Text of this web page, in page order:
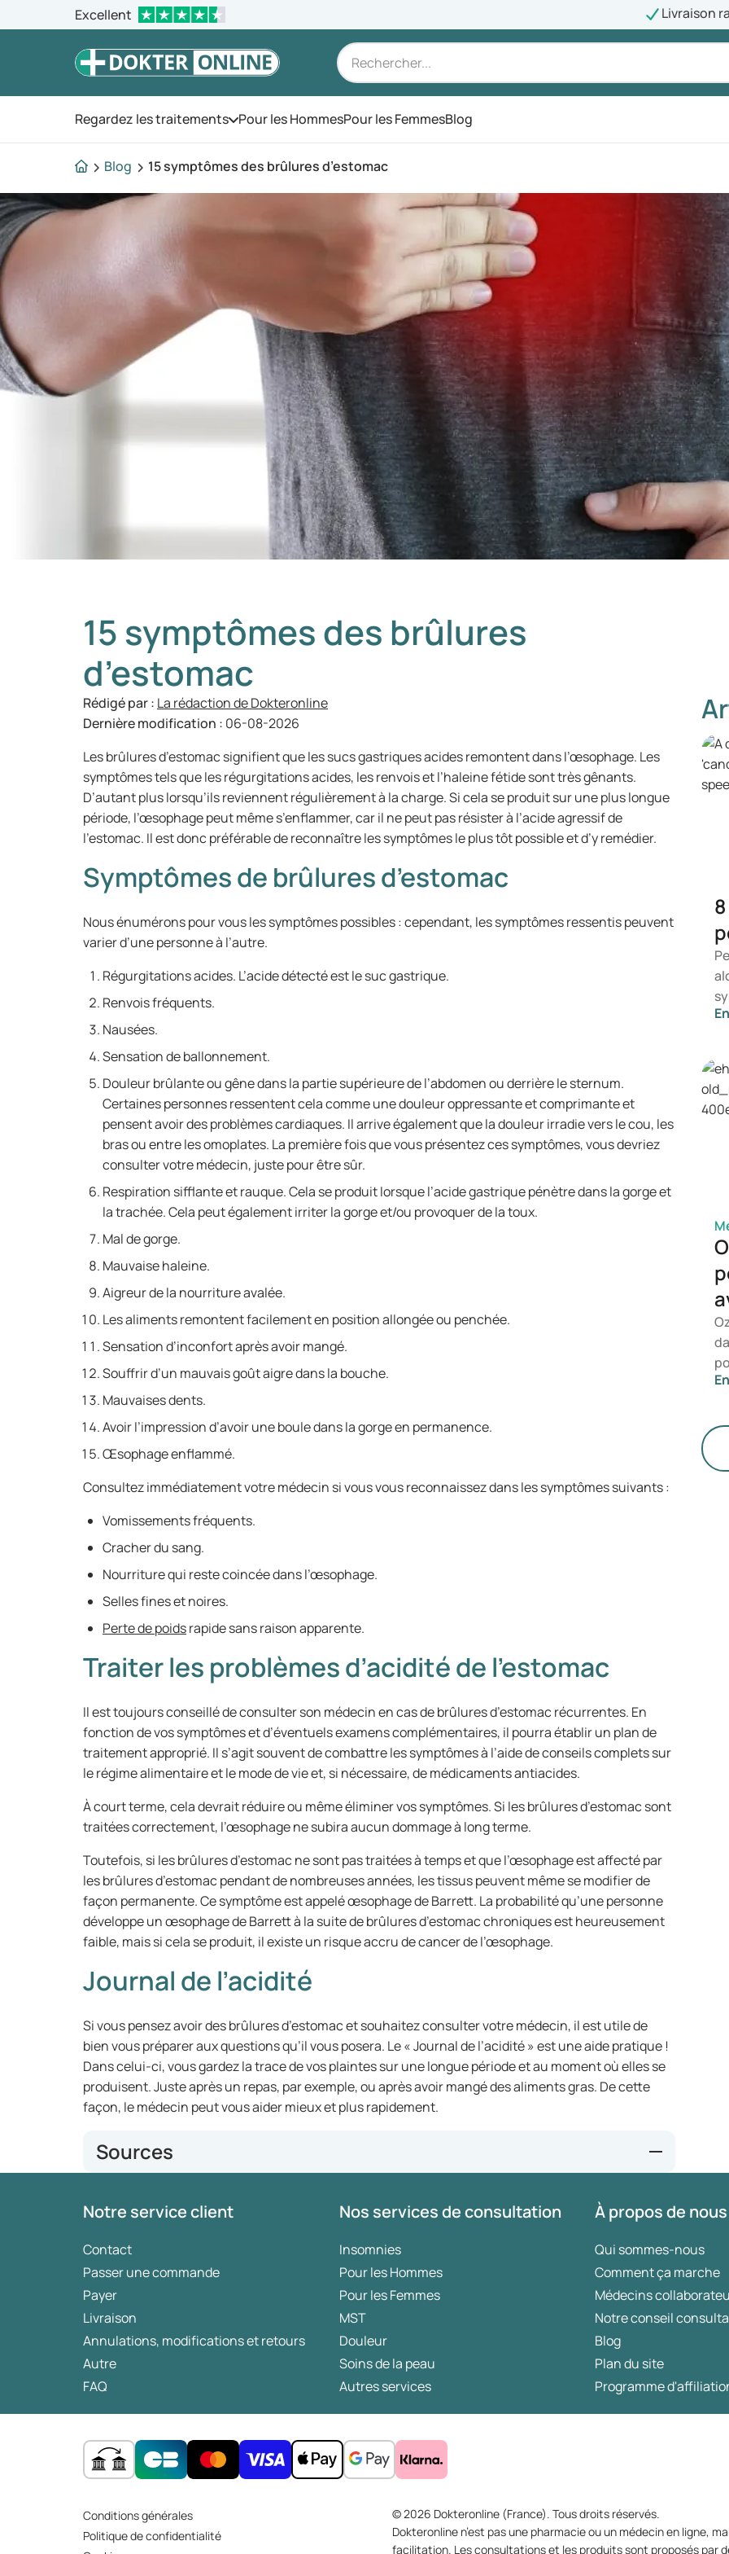
Excellent Livraison
Regardez les traitementsOuvrez le menu
Pour les HommesPour les FemmesBlog
Blog 15 symptômes des brûlures d’estomac
15 symptômes des brûlures
d’estomac
Rédigé par : La rédaction de Dokteronline
Dernière modification : 06-08-2026
Les brûlures d’estomac signifient que les sucs gastriques acides remontent dans l’œsophage. Les
symptômes tels que les régurgitations acides, les renvois et l’haleine fétide sont très gênants.
D’autant plus lorsqu’ils reviennent régulièrement à la charge. Si cela se produit sur une plus longue
période, l’œsophage peut même s’enflammer, car il ne peut pas résister à l’acide agressif de
l’estomac. Il est donc préférable de reconnaître les symptômes le plus tôt possible et d’y remédier.
Symptômes de brûlures d’estomac
Nous énumérons pour vous les symptômes possibles : cependant, les symptômes ressentis peuvent
varier d’une personne à l’autre.
Régurgitations acides. L’acide détecté est le suc gastrique.
Renvois fréquents.
Nausées.
Sensation de ballonnement.
Douleur brûlante ou gêne dans la partie supérieure de l’abdomen ou derrière le sternum.
Certaines personnes ressentent cela comme une douleur oppressante et comprimante et
pensent avoir des problèmes cardiaques. Il arrive également que la douleur irradie vers le cou, les
bras ou entre les omoplates. La première fois que vous présentez ces symptômes, vous devriez
consulter votre médecin, juste pour être sûr.
Respiration sifflante et rauque. Cela se produit lorsque l’acide gastrique pénètre dans la gorge et
la trachée. Cela peut également irriter la gorge et/ou provoquer de la toux.
Mal de gorge.
Mauvaise haleine.
Aigreur de la nourriture avalée.
Les aliments remontent facilement en position allongée ou penchée.
Sensation d’inconfort après avoir mangé.
Souffrir d’un mauvais goût aigre dans la bouche.
Mauvaises dents.
Avoir l’impression d’avoir une boule dans la gorge en permanence.
Œsophage enflammé.
Consultez immédiatement votre médecin si vous vous reconnaissez dans les symptômes suivants :
Vomissements fréquents.
Cracher du sang.
Nourriture qui reste coincée dans l’œsophage.
Selles fines et noires.
Perte de poidsrapide sans raison apparente.
Traiter les problèmes d’acidité de l’estomac
Il est toujours conseillé de consulter son médecin en cas de brûlures d’estomac récurrentes. En
fonction de vos symptômes et d’éventuels examens complémentaires, il pourra établir un plan de
traitement approprié. Il s’agit souvent de combattre les symptômes à l’aide de conseils complets sur
le régime alimentaire et le mode de vie et, si nécessaire, de médicaments antiacides.
À court terme, cela devrait réduire ou même éliminer vos symptômes. Si les brûlures d’estomac sont
traitées correctement, l’œsophage ne subira aucun dommage à long terme.
Toutefois, si les brûlures d’estomac ne sont pas traitées à temps et que l’œsophage est affecté par
les brûlures d’estomac pendant de nombreuses années, les tissus peuvent même se modifier de
façon permanente. Ce symptôme est appelé œsophage de Barrett. La probabilité qu’une personne
développe un œsophage de Barrett à la suite de brûlures d’estomac chroniques est heureusement
faible, mais si cela se produit, il existe un risque accru de cancer de l’œsophage.
Journal de l’acidité
Si vous pensez avoir des brûlures d’estomac et souhaitez consulter votre médecin, il est utile de
bien vous préparer aux questions qu’il vous posera. Le « Journal de l’acidité » est une aide pratique !
Dans celui-ci, vous gardez la trace de vos plaintes sur une longue période et au moment où elles se
produisent. Juste après un repas, par exemple, ou après avoir mangé des aliments gras. De cette
façon, le médecin peut vous aider mieux et plus rapidement.
Sources
(Sources :mlds.nl ,apotheek.nl spijsvertering.info)
Notre service client
Contact
Passer une commande
Payer
Livraison
Annulations, modifications et retours
Autre
FAQ
Nos services de consultation
Insomnies
Pour les Hommes
Pour les Femmes
MST
Douleur
Soins de la peau
Autres services
À propos de nous
Qui sommes-nous
Comment ça marche
Médecins
Notre conseil
Blog
Plan du site
Programme
Conditions générales
Politique de confidentialité
© 2026 Dokteronline (France). Tous droits réservés.
Dokteronline n’est pas une pharmacie ou un médecin en ligne,
facilitation. Les consultations et les produits sont proposés par